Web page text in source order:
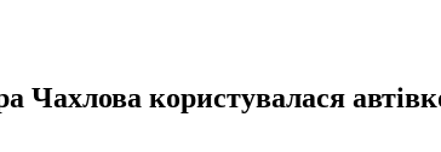
Чахлова користувалася